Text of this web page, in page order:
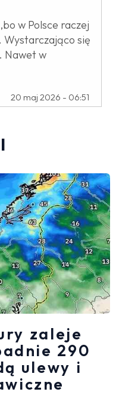
w Polsce raczej
Wystarczająco się
Nawet w
20 maj 2026 - 06:51
zaleje
290
ulewy i